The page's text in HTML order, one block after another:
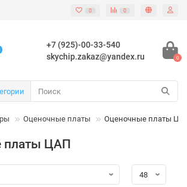
0 0
+7 (925)-00-33-540
skychip.zakaz@yandex.ru
0
Оценочные платы Оценочные платы
платы ЦАП